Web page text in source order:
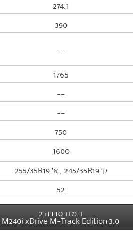
274.1
390
--
1765
--
--
750
1600
ק' 245/35R19 , א' 255/35R19
52
ב.מ.וו סדרה 2
3.0 M240i xDrive M-Track Edition